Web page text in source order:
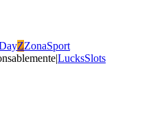
ZZonaSport
|LucksSlots